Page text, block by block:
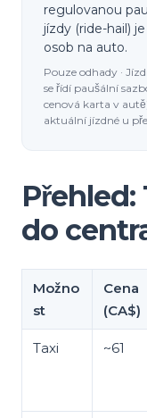
regulovanou
jízdy (ride-hail)
osob na auto.
Pouze odhady ·
se řídí paušální
cenová karta v
aktuální jízdné u
Přehled:
do
Možno
st
Cena
(CA$)
Taxi ~61